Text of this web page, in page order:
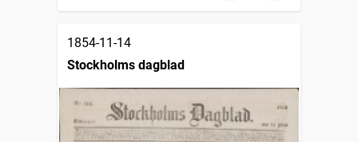
1854-11-14
Stockholms dagblad